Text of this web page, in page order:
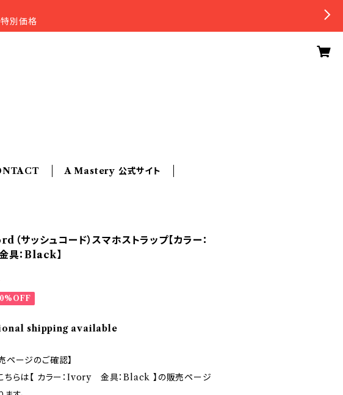
別価格
A Mastery 公式サイト
サッシュコード）スマホストラップ【カラー：
：Black】
shipping available
ページのご確認】
ちらは【 カラー：Ivory 金具：Black 】の販売ページ